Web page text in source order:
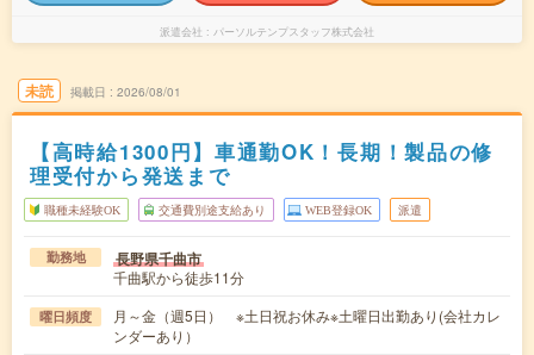
派遣会社 パーソルテンプスタッフ株式会社
未読 掲載日 2026/08/01
【高時給1300円】車通勤OK！長期！製品の修
理受付から発送まで
職種未経験OK 交通費別途支給あり WEB登録OK 派遣
勤務地 長野県千曲市
千曲駅から徒歩11分
曜日頻度
月～金（週5日） ※土日祝お休み※土曜日出勤あり(会社カレ
ンダーあり）